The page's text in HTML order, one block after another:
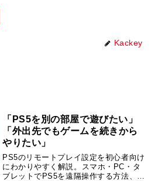
Kackey
「PS5を別の部屋で遊びたい」
「外出先でもゲームを続きから
やりたい」
PS5のリモートプレイ設定を初心者向け
にわかりやすく解説。スマホ・PC・タ
ブレットでPS5を遠隔操作する方法、必